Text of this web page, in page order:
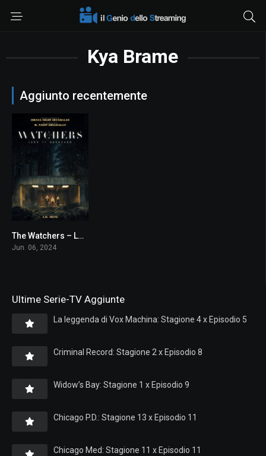
Kya Brame
Aggiunto recentemente
5.8
The Watchers – Loro ti guardano
Jun. 06, 2024
Ultime Serie-TV Aggiunte
La leggenda di Vox Machina: Stagione 4 x Episodio 5
Criminal Record: Stagione 2 x Episodio 8
Widow’s Bay: Stagione 1 x Episodio 9
Chicago P.D.: Stagione 13 x Episodio 11
Chicago Med: Stagione 11 x Episodio 11